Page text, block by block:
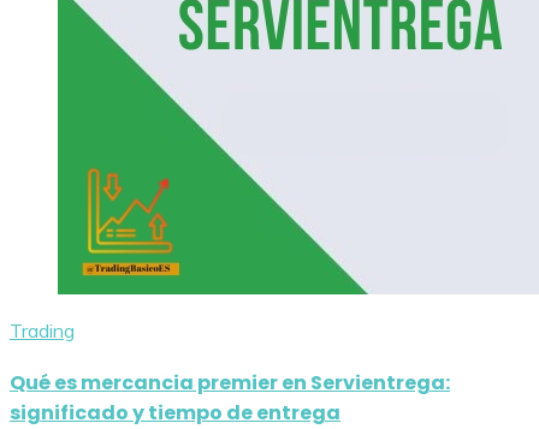
Trading
Qué es mercancia premier en Servientrega:
significado y tiempo de entrega